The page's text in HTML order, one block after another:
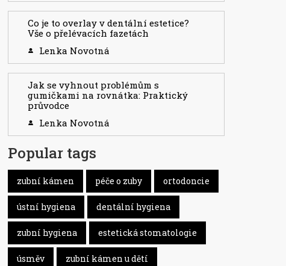
Co je to overlay v dentální estetice?
Vše o přelévacích fazetách
Lenka Novotná
Jak se vyhnout problémům s
gumičkami na rovnátka: Praktický
průvodce
Lenka Novotná
Popular tags
zubní kámen péče o zuby ortodoncie
ústní hygiena dentální hygiena
zubní hygiena estetická stomatologie
úsměv zubní kámen u dětí